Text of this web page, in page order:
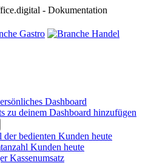
- Dokumentation
Dashboard
zu deinem Dashboard hinzufügen
der bedienten Kunden heute
Kunden heute
Kassenumsatz